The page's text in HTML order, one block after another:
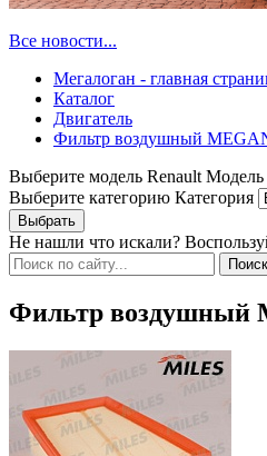
Все новости...
Мегалоган - главная
Каталог
Двигатель
Фильтр воздушный
Выберите модель Renault Модель
Выберите категорию Категория
Не нашли что искали?
Фильтр воздушный